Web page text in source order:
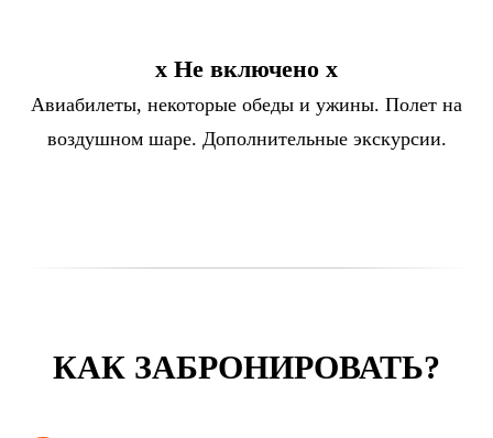
х Не включено х
Авиабилеты, некоторые обеды и ужины. Полет на
воздушном шаре. Дополнительные экскурсии.
КАК ЗАБРОНИРОВАТЬ?